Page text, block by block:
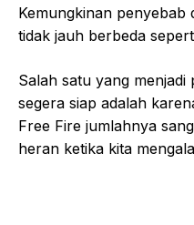
Kemungkinan penyebab
tidak jauh berbeda
Salah satu yang
segera siap adalah
Free Fire jumlahnya
heran ketika kita